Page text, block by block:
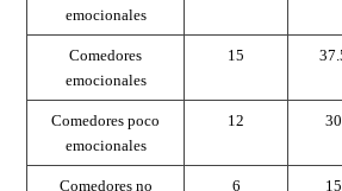
emocionales
Comedores
emocionales
15
Comedores poco
emocionales
12
Comedores no 6